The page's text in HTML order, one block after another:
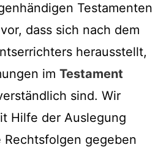
Testamenten
dass sich nach dem
herausstellt,
im Testament
sind. Wir
Hilfe der Auslegung
gegeben